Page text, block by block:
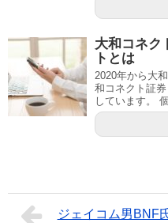
大和コネク
トとは
2020年から大
和コネクト証
しています。
ジェイコム男BNF